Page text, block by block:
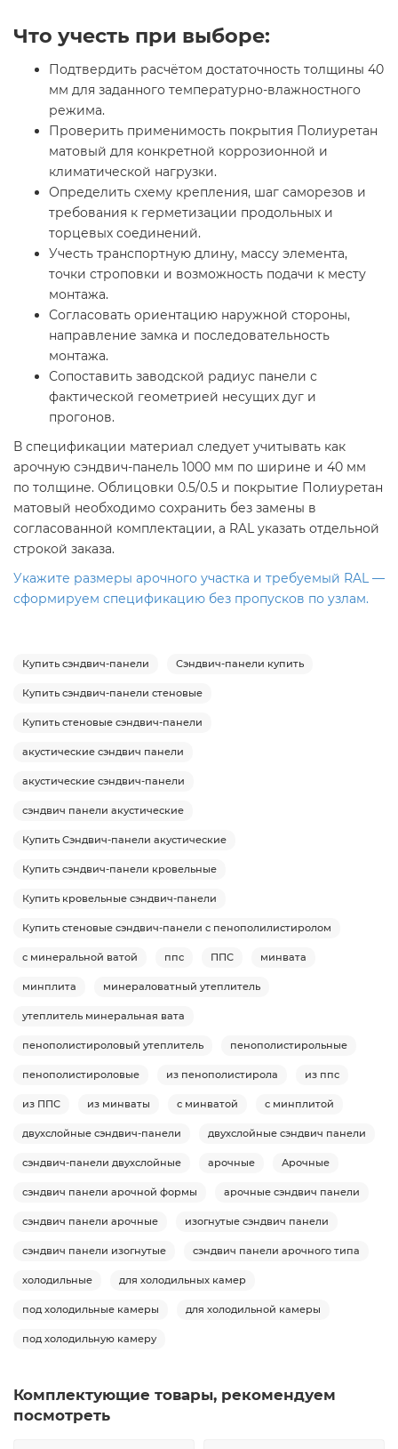
Что учесть при выборе:
Подтвердить расчётом достаточность толщины 40
мм для заданного температурно-влажностного
режима.
Проверить применимость покрытия Полиуретан
матовый для конкретной коррозионной и
климатической нагрузки.
Определить схему крепления, шаг саморезов и
требования к герметизации продольных и
торцевых соединений.
Учесть транспортную длину, массу элемента,
точки строповки и возможность подачи к месту
монтажа.
Согласовать ориентацию наружной стороны,
направление замка и последовательность
монтажа.
Сопоставить заводской радиус панели с
фактической геометрией несущих дуг и
прогонов.
В спецификации материал следует учитывать как
арочную сэндвич-панель 1000 мм по ширине и 40 мм
по толщине. Облицовки 0.5/0.5 и покрытие Полиуретан
матовый необходимо сохранить без замены в
согласованной комплектации, а RAL указать отдельной
строкой заказа.
Укажите размеры арочного участка и требуемый RAL —
сформируем спецификацию без пропусков по узлам.
Купить сэндвич-панели Сэндвич-панели купить
Купить сэндвич-панели стеновые
Купить стеновые сэндвич-панели
акустические сэндвич панели
акустические сэндвич-панели
сэндвич панели акустические
Купить Сэндвич-панели акустические
Купить сэндвич-панели кровельные
Купить кровельные сэндвич-панели
Купить стеновые сэндвич-панели с пенополилистиролом
с минеральной ватой ппс ППС минвата
минплита минераловатный утеплитель
утеплитель минеральная вата
пенополистироловый утеплитель пенополистирольные
пенополистироловые из пенополистирола из ппс
из ППС из минваты с минватой с минплитой
двухслойные сэндвич-панели двухслойные сэндвич панели
сэндвич-панели двухслойные арочные Арочные
сэндвич панели арочной формы арочные сэндвич панели
сэндвич панели арочные изогнутые сэндвич панели
сэндвич панели изогнутые сэндвич панели арочного типа
холодильные для холодильных камер
под холодильные камеры для холодильной камеры
под холодильную камеру
Комплектующие товары, рекомендуем
посмотреть